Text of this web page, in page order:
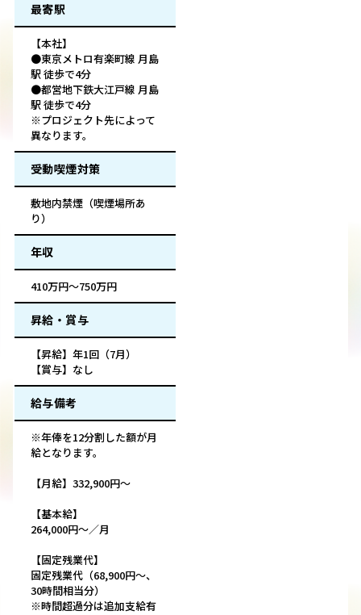
最寄駅
【本社】
●東京メトロ有楽町線 月島
駅 徒歩で4分
●都営地下鉄大江戸線 月島
駅 徒歩で4分
※プロジェクト先によって
異なります。
受動喫煙対策
敷地内禁煙（喫煙場所あ
り）
年収
410万円～750万円
昇給・賞与
【昇給】年1回（7月）
【賞与】なし
給与備考
※年俸を12分割した額が月
給となります。
【月給】332,900円～
【基本給】
264,000円～／月
【固定残業代】
固定残業代（68,900円～、
30時間相当分）
※時間超過分は追加支給有